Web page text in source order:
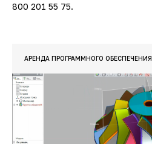
800 201 55 75.
АРЕНДА ПРОГРАММНОГО ОБЕСПЕЧЕНИЯ